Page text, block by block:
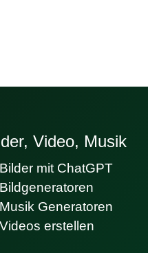
Video, Musik
mit ChatGPT
Generatoren
erstellen